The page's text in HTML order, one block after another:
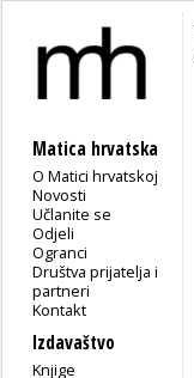
Matica hrvatska
O Matici hrvatskoj
Novosti
Učlanite se
Odjeli
Ogranci
Društva prijatelja i
partneri
Kontakt
Izdavaštvo
Knjige